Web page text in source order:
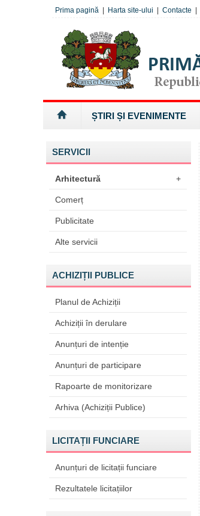
Prima pagină Harta site-ului Contacte
ȘTIRI ȘI EVENIMENTE
SERVICII
Arhitectură +
Comerț
Publicitate
Alte servicii
ACHIZIȚII PUBLICE
Planul de Achiziții
Achiziții în derulare
Anunțuri de intenție
Anunțuri de participare
Rapoarte de monitorizare
Arhiva (Achiziții Publice)
LICITAȚII FUNCIARE
Anunțuri de licitații funciare
Rezultatele licitațiilor